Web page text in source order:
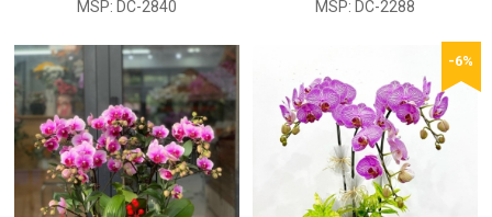
MSP: DC-2840
MSP: DC-2288
-6%